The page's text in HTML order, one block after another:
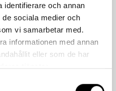
identifierare och annan
sociala medier och
vi samarbetar med.
informationen med annan
eller som de har
tjänster.